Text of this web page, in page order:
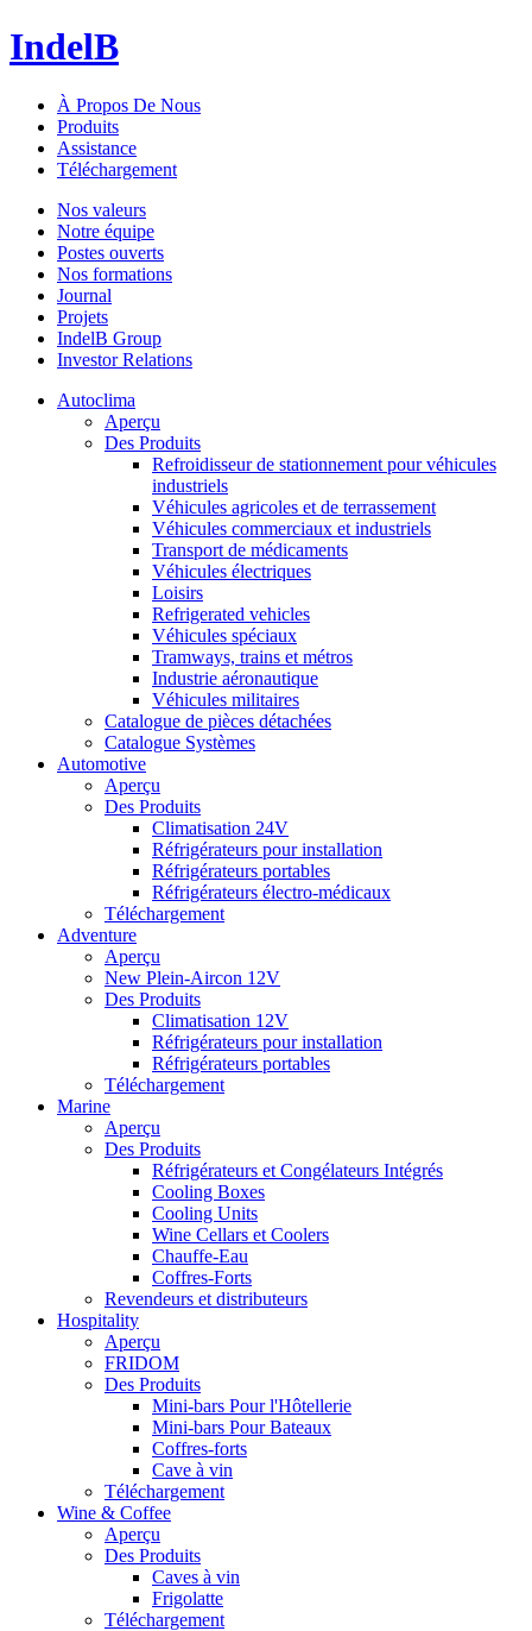
IndelB
À Propos De Nous
Produits
Assistance
Téléchargement
Nos valeurs
Notre équipe
Postes ouverts
Nos formations
Journal
Projets
IndelB Group
Investor Relations
Autoclima
Aperçu
Des Produits
Refroidisseur de stationnement pour véhicules
industriels
Véhicules agricoles et de terrassement
Véhicules commerciaux et industriels
Transport de médicaments
Véhicules électriques
Loisirs
Refrigerated vehicles
Véhicules spéciaux
Tramways, trains et métros
Industrie aéronautique
Véhicules militaires
Catalogue de pièces détachées
Catalogue Systèmes
Automotive
Aperçu
Des Produits
Climatisation 24V
Réfrigérateurs pour installation
Réfrigérateurs portables
Réfrigérateurs électro-médicaux
Téléchargement
Adventure
Aperçu
New Plein-Aircon 12V
Des Produits
Climatisation 12V
Réfrigérateurs pour installation
Réfrigérateurs portables
Téléchargement
Marine
Aperçu
Des Produits
Réfrigérateurs et Congélateurs Intégrés
Cooling Boxes
Cooling Units
Wine Cellars et Coolers
Chauffe-Eau
Coffres-Forts
Revendeurs et distributeurs
Hospitality
Aperçu
FRIDOM
Des Produits
Mini-bars Pour l'Hôtellerie
Mini-bars Pour Bateaux
Coffres-forts
Cave à vin
Téléchargement
Wine & Coffee
Aperçu
Des Produits
Caves à vin
Frigolatte
Téléchargement